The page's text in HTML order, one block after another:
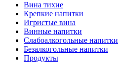
Вина тихие
Крепкие напитки
Игристые вина
Винные напитки
Слабоалкогольные напитки
Безалкогольные напитки
Продукты